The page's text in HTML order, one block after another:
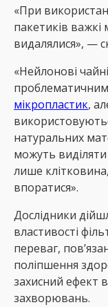
«При
пакетиків
видалялися», —
«Нейлонові
мікропластик,
натуральних
можуть
лише
впоратися».
Дослідники
властивості
переваг,
поліпшення
захисний ефект
захворювань.